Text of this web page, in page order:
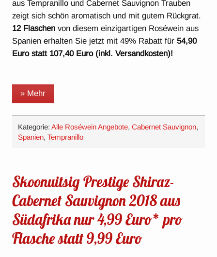
aus Tempranillo und Cabernet Sauvignon Trauben
zeigt sich schön aromatisch und mit gutem Rückgrat.
12 Flaschen von diesem einzigartigen Roséwein aus
Spanien erhalten Sie jetzt mit 49% Rabatt für54,90
Euro statt 107,40 Euro (inkl. Versandkosten)!
» Mehr
Kategorie:Alle Roséwein Angebote,Cabernet Sauvignon,
Spanien,Tempranillo
Skoonuitsig Prestige Shiraz-
Cabernet Sauvignon 2018 aus
Südafrika nur 4,99 Euro* pro
Flasche statt 9,99 Euro